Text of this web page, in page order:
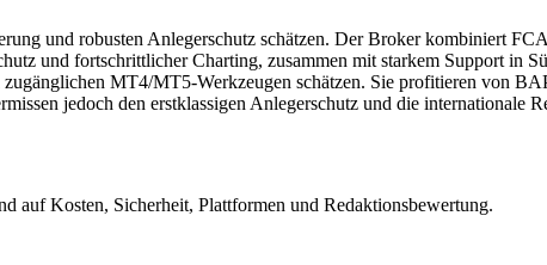
und robusten Anlegerschutz schätzen. Der Broker kombiniert
und fortschrittlicher Charting, zusammen mit starkem Support in
MT4/MT5-Werkzeugen schätzen. Sie profitieren von
jedoch den erstklassigen Anlegerschutz und die internationale
auf Kosten, Sicherheit, Plattformen und Redaktionsbewertung.